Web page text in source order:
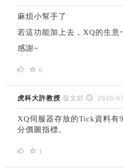
麻煩小幫手了
若這功能加上去，XQ的生意
感謝~
0
虎科大許教授 發文於 2026/
XQ伺服器存放的Tick資料有
分價圖指標。
1